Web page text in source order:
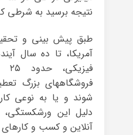
نتیجه برسید به شرطی
طبق پیش بینی و
آمریکا، تا ده سال
فروشگاههای بزرگ
شوند و یا به نوعی
دلیل این ورشکستگی،
آنلاین و کسب و کارهای